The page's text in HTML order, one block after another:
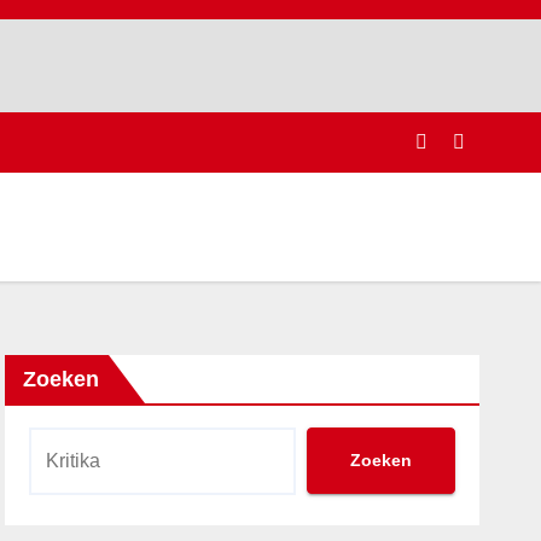
Zoeken
Zoeken